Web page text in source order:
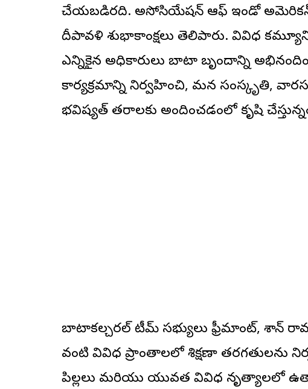
చేయబడిరది. అసోసియేషన్‌ ఆఫ్‌ ఇండో అమెరికన్స్‌
దీపావళి శుభాకాంక్షలు తెలిపారు. వివిధ
ఎన్నికైన అధికారులు బాటా బృందాన్ని
కార్యక్రమాన్ని నిర్వహించి, మన సంస్కృతి,
భవిష్యత్‌ తరాలకు అందించడంలో కృషి
బాటాకల్చరల్‌ టీమ్‌ సభ్యులు ఫ్రీమాంట్‌, శాన్‌
వంటి వివిధ ప్రాంతాలలో శిక్షణా తరగతులను
పిల్లలు మరియు యువత వివిధ నృత్యాలలో